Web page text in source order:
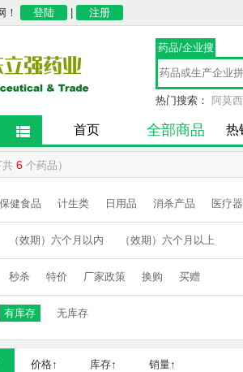
！ 登陆 注册
药品/企业搜
索
热门搜索： 阿莫
首页 全部商品 热
共 6 个药品）
保健食品 计生类 日用品 消杀产品 医疗
（效期）六个月以内 （效期）六个月以上
秒杀 特价 厂家政策 换购 买赠
有库存 无库存
价格↑ 库存↑ 销量↑